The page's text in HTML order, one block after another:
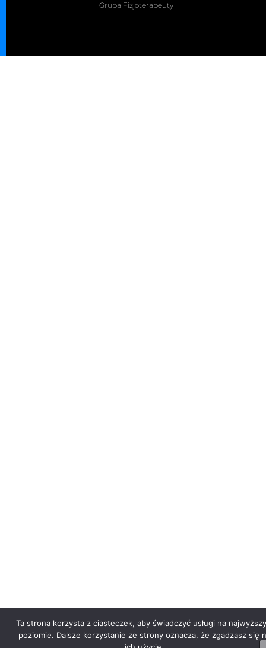
Grupa Fizjoterapeuty
Ta strona korzysta z ciasteczek, aby świadczyć usługi na
poziomie. Dalsze korzystanie ze strony oznacza, że zgadzasz się